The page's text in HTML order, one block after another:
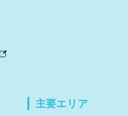
主要エリア